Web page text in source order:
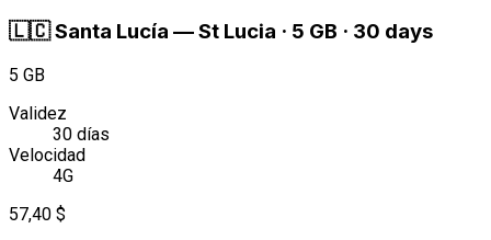
🇱🇨Santa Lucía —St Lucia · 5 GB · 30 days
5 GB
Validez
30 días
Velocidad
4G
57,40 $